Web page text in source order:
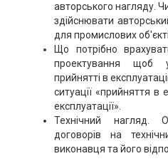
авторського нагляду.
здійснювати
для промислових
Що потрібно
проектування щоб
прийнятті в
ситуації «прийняття в
експлуатації».
Технічний нагляд.
договорів на
виконавця та його